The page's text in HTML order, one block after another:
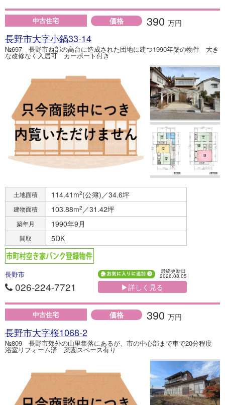
中古住宅 価格 390 万円
長野市大字小鍋33-14
№697 長野市西部の高台に造成された団地に建つ1990年築の物件 大き
な改修なく入居可 カーポート付き
土地面積 114.41m2(公簿)／34.6坪
建物面積 103.88m2 ／31.42坪
築年月 1990年9月
間取 5DK
長野市
026-224-7721
最終更新日
2026.08.05
▶詳しく見る
中古住宅 価格 390 万円
長野市大字桜1068-2
№809 長野市郊外の山里集落にあるが、市の中心部まで車で20分程度
浴室リフォーム済 菜園スペース有り